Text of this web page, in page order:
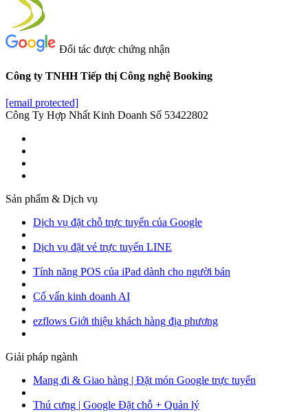
Đối tác được chứng nhận
Công ty TNHH Tiếp thị Công nghệ Booking
[email protected]
Công Ty Hợp Nhất Kinh Doanh Số 53422802
Sản phẩm & Dịch vụ
Dịch vụ đặt chỗ trực tuyến của Google
Dịch vụ đặt vé trực tuyến LINE
Tính năng POS của iPad dành cho người bán
Cố vấn kinh doanh AI
ezflows Giới thiệu khách hàng địa phương
Giải pháp ngành
Mang đi & Giao hàng | Đặt món Google trực tuyến
Thú cưng | Google Đặt chỗ + Quản lý